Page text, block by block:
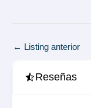
Navegación
entradas
← Listing anterior
Reseñas